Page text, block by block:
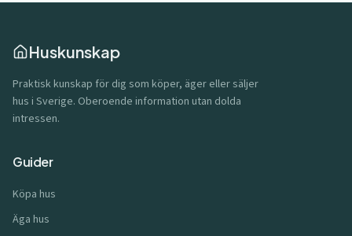
Huskunskap
Praktisk kunskap för dig som köper, äger eller säljer
hus i Sverige. Oberoende information utan dolda
intressen.
Guider
Köpa hus
Äga hus